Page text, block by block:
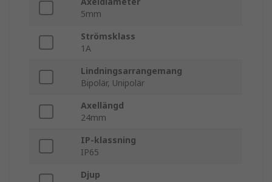
5mm
Strömsklass
1A
Lindningsarrangemang
Bipolär, Unipolär
Axellängd
24mm
IP-klassning
IP65
Djup